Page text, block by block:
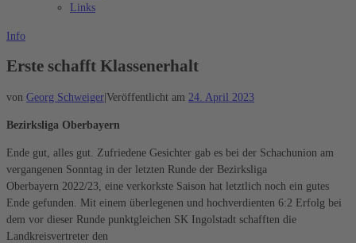
Links
Info
Erste schafft Klassenerhalt
von Georg Schweiger|Veröffentlicht am 24. April 2023
Bezirksliga Oberbayern
Ende gut, alles gut. Zufriedene Gesichter gab es bei der Schachunion am
vergangenen Sonntag in der letzten Runde der Bezirksliga
Oberbayern 2022/23, eine verkorkste Saison hat letztlich noch ein gutes
Ende gefunden. Mit einem überlegenen und hochverdienten 6:2 Erfolg bei
dem vor dieser Runde punktgleichen SK Ingolstadt schafften die
Landkreisvertreter den